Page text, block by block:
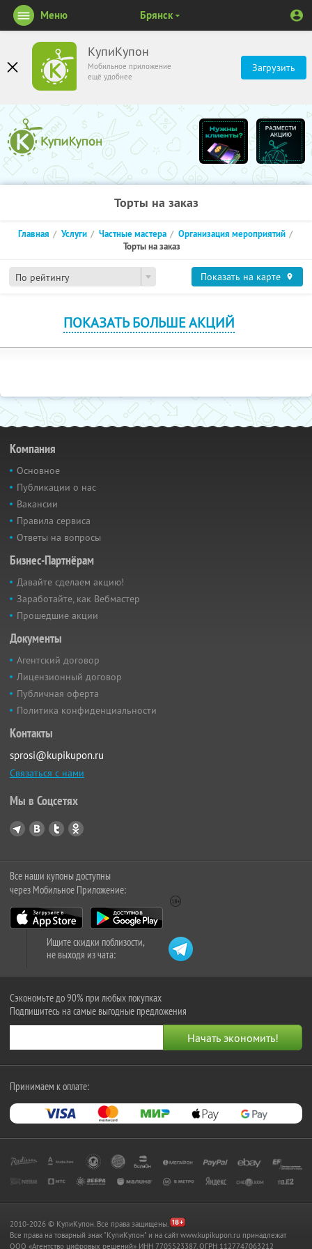
КупиКупон
Мобильное приложение
ещё удобнее
Загрузить
Меню Брянск
Торты на заказ
По рейтингу
Главная Услуги Частные мастера
Организация мероприятий
Торты на заказ
Показать на карте
ПОКАЗАТЬ БОЛЬШЕ АКЦИЙ
Компания
Основное
Публикации о нас
Вакансии
Правила сервиса
Ответы на вопросы
Бизнес-Партнёрам
Давайте сделаем акцию!
Заработайте, как Вебмастер
Прошедшие акции
Документы
Агентский договор
Лицензионный договор
Публичная оферта
Политика конфиденциальности
Контакты
sprosi@kupikupon.ru
Связаться с нами
Мы в Соцсетях
Все наши купоны доступны
через Мобильное Приложение:
Ищите скидки поблизости,
не выходя из чата:
Сэкономьте до 90% при любых покупках
Подпишитесь на самые выгодные предложения
Принимаем к оплате:
2010-2026 © КупиКупон. Все права защищены.
Все права на товарный знак "КупиКупон" и на сайт www.kupikupon.ru принадлежат
OOO «Агентство цифровых решений» ИНН 7705523387, ОГРН 1127747063212